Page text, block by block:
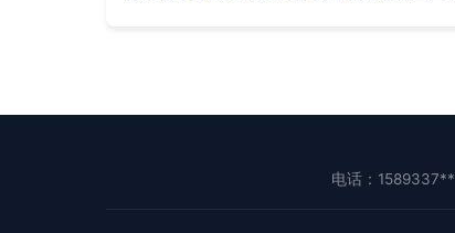
电话：1589337**